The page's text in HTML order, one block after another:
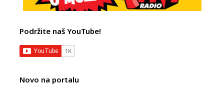
Podržite naš YouTube!
Novo na portalu